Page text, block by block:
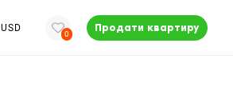
USD
0
Продати квартиру